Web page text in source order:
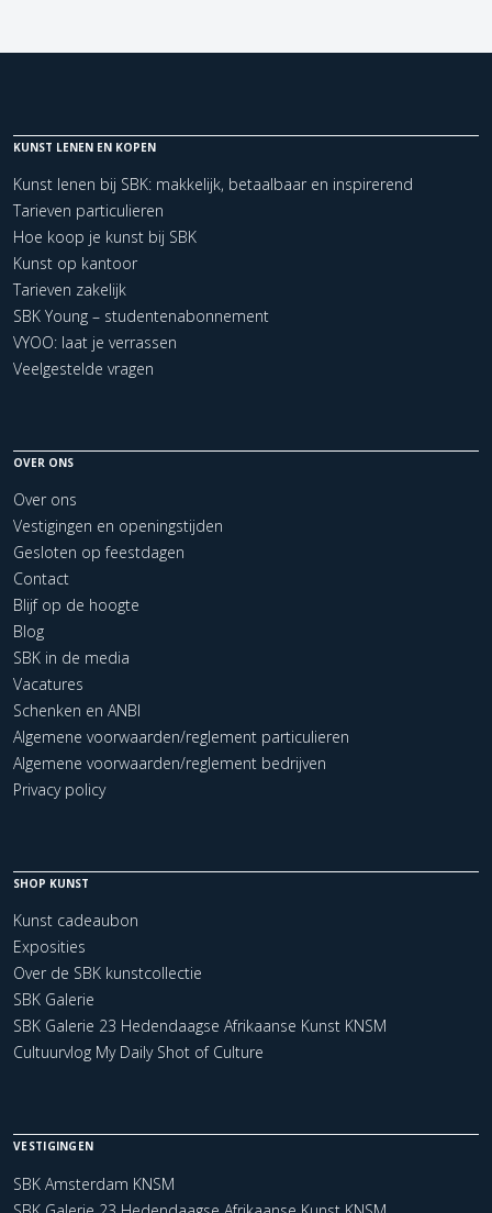
KUNST LENEN EN KOPEN
Kunst lenen bij SBK: makkelijk, betaalbaar en inspirerend
Tarieven particulieren
Hoe koop je kunst bij SBK
Kunst op kantoor
Tarieven zakelijk
SBK Young – studentenabonnement
VYOO: laat je verrassen
Veelgestelde vragen
OVER ONS
Over ons
Vestigingen en openingstijden
Gesloten op feestdagen
Contact
Blijf op de hoogte
Blog
SBK in de media
Vacatures
Schenken en ANBI
Algemene voorwaarden/reglement particulieren
Algemene voorwaarden/reglement bedrijven
Privacy policy
SHOP KUNST
Kunst cadeaubon
Exposities
Over de SBK kunstcollectie
SBK Galerie
SBK Galerie 23 Hedendaagse Afrikaanse Kunst KNSM
Cultuurvlog My Daily Shot of Culture
VESTIGINGEN
SBK Amsterdam KNSM